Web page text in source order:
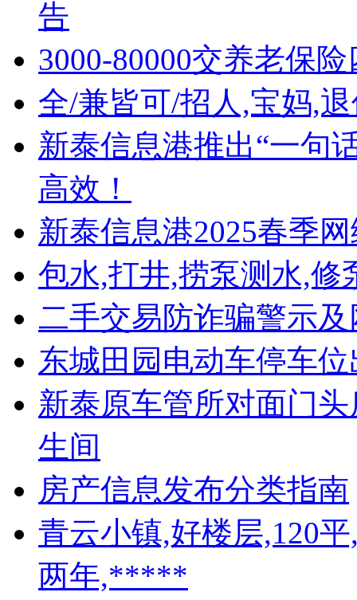
告
3000-80000交养老保
全/兼皆可/招人,宝妈,
新泰信息港推出“一句
高效！
新泰信息港2025春季
包水,打井,捞泵测水,修
二手交易防诈骗警示
东城田园电动车停车
新泰原车管所对面门
生间
房产信息发布分类指南
青云小镇,好楼层,120
两年,*****